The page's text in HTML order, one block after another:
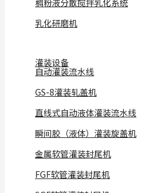
稠粉液分散搅拌乳化系统
乳化研磨机
灌装设备
自动灌装流水线
GS-8灌装轧盖机
直线式自动液体灌装流水线
瞬间胶（液体）灌装旋盖机
金属软管灌装封尾机
FGF软管灌装封尾机